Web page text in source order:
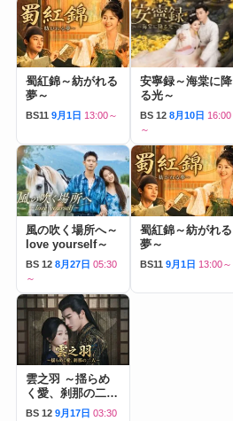
蜀紅錦～紡がれる
夢～
BS11 9月1日 13:00～
安寧録～海棠に降
る光～
BS 12 8月10日 16:00
～
風の吹く場所へ～
love yourself～
BS 12 8月27日 05:30
～
蜀紅錦～紡がれる
夢～
BS11 9月1日 13:00～
雲之羽 ～揺らめ
く愛、刹那の二人
～
BS 12 9月17日 03:30